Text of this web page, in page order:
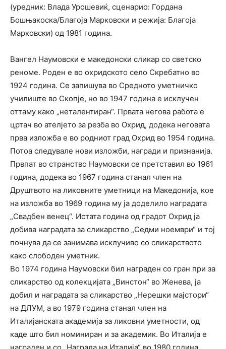
(уредник: Влада Урошевиќ, сценарио: Гордана
Бошњакоска/Благоја Марковски и режија: Благоја
Марковски) од 1981 година.
Вангел Наумовски е македонски сликар со светско
реноме. Роден е во охридското село Скребатно во
1924 година. Се запишува во Средното уметничко
училиште во Скопје, но во 1947 година е исклучен
оттаму како „неталентиран“. Првата негова работа е
цртач во ателјето за резба во Охрид, додека неговата
прва изложба е во родниот град Охрид во 1954 година.
Потоа следувале нови изложби, награди и признанија.
Првпат во странство Наумовски се претставил во 1961
година, додека во 1967 година станал член на
Друштвото на ликовните уметници на Македонија, кое
на изложба во 1969 година му ја доделило наградата
„Свадбен венец“. Истата година од градот Охрид ја
добива наградата за сликарство „Седми ноември“ и тој
почнува да се занимава исклучиво со сликарството
како слободен уметник.
Во 1974 година Наумовски бил награден со гран при за
сликарство од колекцијата „Винстон“ во Женева, ја
добил и наградата за сликарство „Нерешки мајстори“
на ДЛУМ, а во 1979 година станал член на
Италијанската академија за ликовни уметности, од
каде што бил номиниран и за академик. Во Италија е